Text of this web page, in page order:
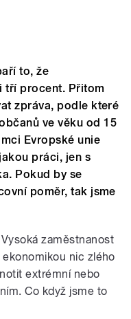
to, že
tří procent. Přitom
zpráva, podle které
ve věku od 15
Evropské unie
práci, jen s
Pokud by se
poměr, tak jsme
zaměstnanost
nic zlého
extrémní nebo
Co když jsme to